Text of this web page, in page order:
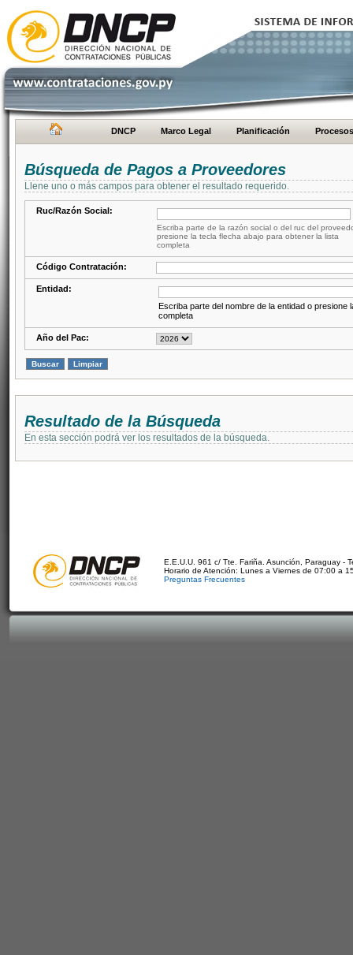
DNCP Marco Legal Planificación Procesos
Búsqueda de Pagos a Proveedores
Llene uno o más campos para obtener el resultado requerido.
Ruc/Razón Social:
Escriba parte de la razón social o del ruc del
presione la tecla flecha abajo para obtener la lista
completa
Código Contratación:
Entidad:
Escriba parte del nombre de la entidad o presione
completa
Año del Pac:
Resultado de la Búsqueda
En esta sección podrá ver los resultados de la búsqueda.
E.E.U.U. 961 c/ Tte. Fariña. Asunción, Paraguay -
Horario de Atención: Lunes a Viernes de 07:00 a
Preguntas Frecuentes